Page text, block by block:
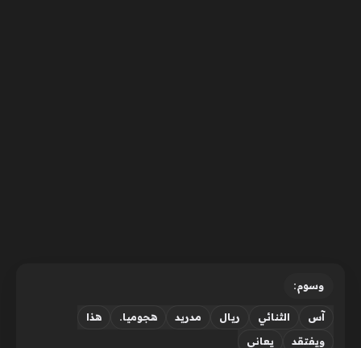
وسوم:
آس الثنائي ريال مدريد هجوميا.
هذا
ويفتقد
يعاني